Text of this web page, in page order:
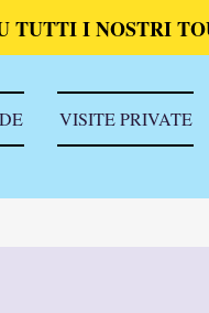
TUTTI I NOSTRI
VISITE PRIVATE